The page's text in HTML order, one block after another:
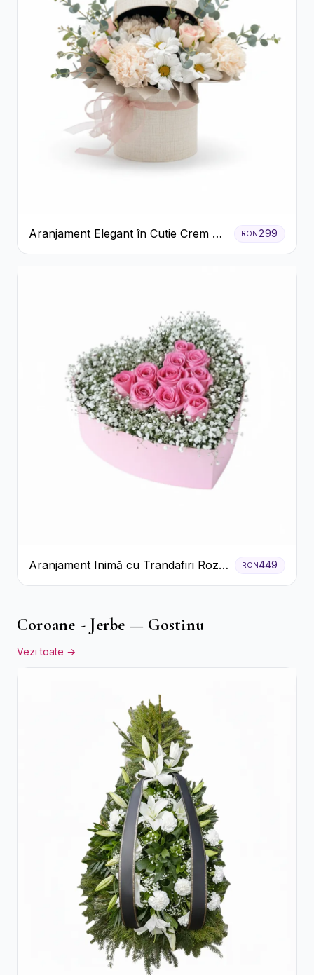
Aranjament Elegant în Cutie Crem cu
Crizanteme și Trandafiri
RON299
Aranjament Inimă cu Trandafiri Roz
și Gypsophila Albă
RON449
Coroane - Jerbe — Gostinu
Vezi toate →